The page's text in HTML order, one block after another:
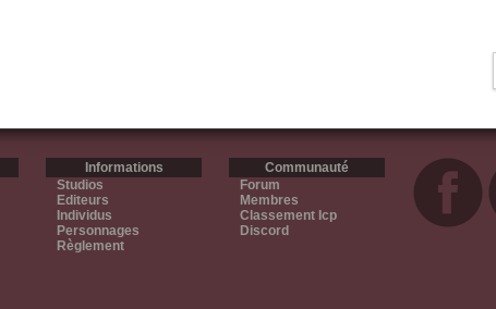
Informations
Studios
Editeurs
Individus
Personnages
Règlement
Communauté
Forum
Membres
Classement Icp
Discord